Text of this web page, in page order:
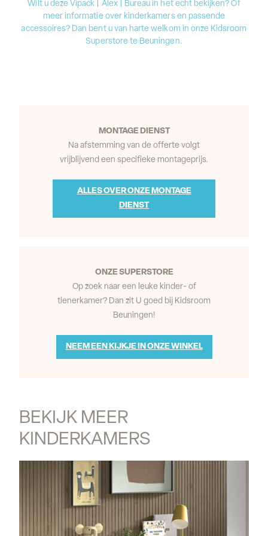
Wilt u deze Vipack | Alex | Bureau in het echt bekijken? Of
meer informatie over kinderkamers en passende
accessoires? Dan bent u van harte welkom in onze Kidsroom
Superstore te Beuningen.
MONTAGE DIENST
Na afstemming van de offerte volgt
vrijblijvend een specifieke montageprijs.
ALLES OVER ONZE MONTAGE
DIENST
ONZE SUPERSTORE
Op zoek naar een leuke kinder- of
tienerkamer? Dan zit U goed bij Kidsroom
Beuningen!
NEEM EEN KIJKJE IN ONZE WINKEL
BEKIJK MEER
KINDERKAMERS